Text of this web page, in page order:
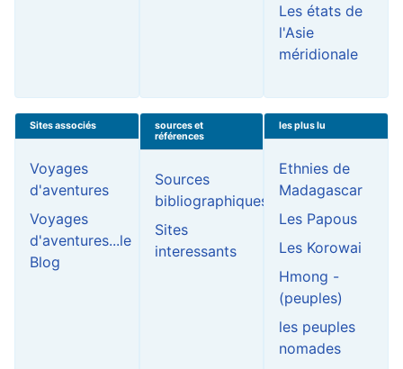
Les états de
l'Asie
méridionale
Sites associés
Voyages
d'aventures
Voyages
d'aventures...le
Blog
sources et
références
Sources
bibliographiques
Sites
interessants
les plus lu
Ethnies de
Madagascar
Les Papous
Les Korowai
Hmong -
(peuples)
les peuples
nomades